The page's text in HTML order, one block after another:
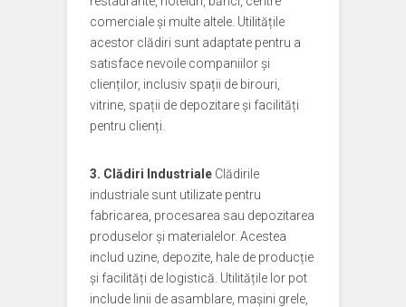
comerciale și multe altele. Utilitățile
acestor clădiri sunt adaptate pentru a
satisface nevoile companiilor și
clienților, inclusiv spații de birouri,
vitrine, spații de depozitare și facilități
pentru clienți.
3. Clădiri Industriale Clădirile
industriale sunt utilizate pentru
fabricarea, procesarea sau depozitarea
produselor și materialelor. Acestea
includ uzine, depozite, hale de producție
și facilități de logistică. Utilitățile lor pot
include linii de asamblare, mașini grele,